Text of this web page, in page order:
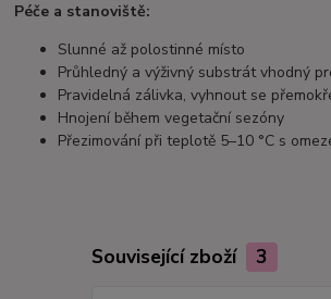
Péče a stanoviště:
Slunné až polostinné místo
Průhledný a výživný substrát vhodný
Pravidelná zálivka, vyhnout se
Hnojení během vegetační sezóny
Přezimování při teplotě 5–10 °C s
Související zboží 3